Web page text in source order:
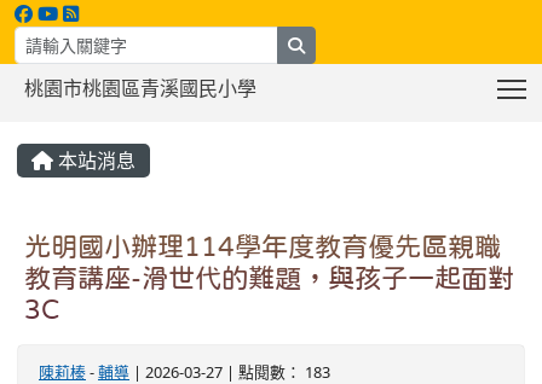
桃園市桃園區青溪國民小學
本站消息
光明國小辦理114學年度教育優先區親職
教育講座-滑世代的難題，與孩子一起面對
3C
陳莉榛-輔導 | 2026-03-27 | 點閱數： 183